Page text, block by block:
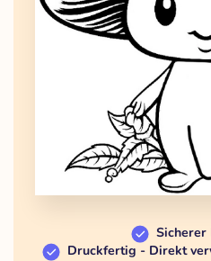
Sicherer
Druckfertig - Direkt